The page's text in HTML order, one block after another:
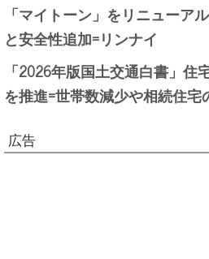
「マイトーン」をリニューア
と安全性追加=リンナイ
「2026年版国土交通白書」
を推進=世帯数減少や相続住
広告